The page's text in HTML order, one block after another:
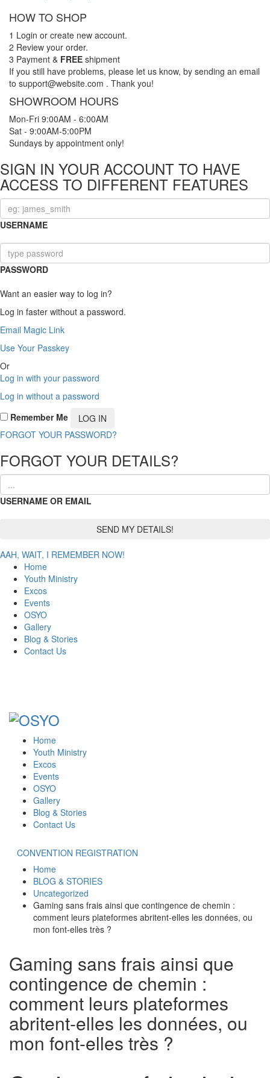
HOW TO SHOP
1 Login or create new account.
2 Review your order.
3 Payment & FREE shipment
If you still have problems, please let us know, by sending an email
to support@website.com . Thank you!
SHOWROOM HOURS
Mon-Fri 9:00AM - 6:00AM
Sat - 9:00AM-5:00PM
Sundays by appointment only!
SIGN IN YOUR ACCOUNT TO HAVE
ACCESS TO DIFFERENT FEATURES
USERNAME
PASSWORD
Want an easier way to log in?
Log in faster without a password.
Email Magic Link
Use Your Passkey
Or
Log in with your password
Log in without a password
Remember Me
FORGOT YOUR PASSWORD?
FORGOT YOUR DETAILS?
USERNAME OR EMAIL
AAH, WAIT, I REMEMBER NOW!
Home
Youth Ministry
Excos
Events
OSYO
Gallery
Blog & Stories
Contact Us
Home
Youth Ministry
Excos
Events
OSYO
Gallery
Blog & Stories
Contact Us
CONVENTION REGISTRATION
Home
BLOG & STORIES
Uncategorized
Gaming sans frais ainsi que contingence de chemin :
comment leurs plateformes abritent-elles les données, ou
mon font-elles très ?
Gaming sans frais ainsi que
contingence de chemin :
comment leurs plateformes
abritent-elles les données, ou
mon font-elles très ?